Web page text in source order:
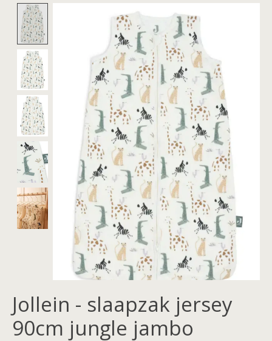
Product image slideshow Items
Jollein - slaapzak jersey
90cm jungle jambo